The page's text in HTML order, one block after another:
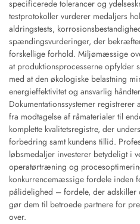
specificerede tolerancer og
testprotokoller vurderer medaljers
aldringstests,
spændingsvurderinger, der
forskellige forhold. Miljømæssige
at produktionsprocesserne opfylder
med at den økologiske belastning
energieffektivitet og ansvarlig
Dokumentationssystemer
fra modtagelse af råmaterialer til
komplette kvalitetsregistre, der
forbedring samt kundens tillid.
løbsmedaljer investerer betydeligt i
operatørtræning og
konkurrencemæssige fordele inden
pålidelighed – fordele, der adskiller
gør dem til betroede partnere for
over.